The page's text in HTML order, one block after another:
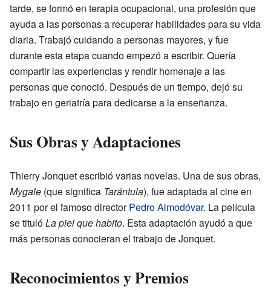
tarde, se formó en terapia ocupacional, una profesión que
ayuda a las personas a recuperar habilidades para su vida
diaria. Trabajó cuidando a personas mayores, y fue
durante esta etapa cuando empezó a escribir. Quería
compartir las experiencias y rendir homenaje a las
personas que conoció. Después de un tiempo, dejó su
trabajo en geriatría para dedicarse a la enseñanza.
Sus Obras y Adaptaciones
Thierry Jonquet escribió varias novelas. Una de sus obras,
Mygale (que significa Tarántula), fue adaptada al cine en
2011 por el famoso directorPedro Almodóvar. La película
se titulóLa piel que habito. Esta adaptación ayudó a que
más personas conocieran el trabajo de Jonquet.
Reconocimientos y Premios